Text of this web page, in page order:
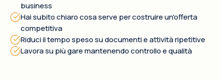
business
Hai subito chiaro cosa serve per costruire un'offerta
competitiva
Riduci il tempo speso su documenti e attività ripetitive
Lavora su più gare mantenendo controllo e qualità